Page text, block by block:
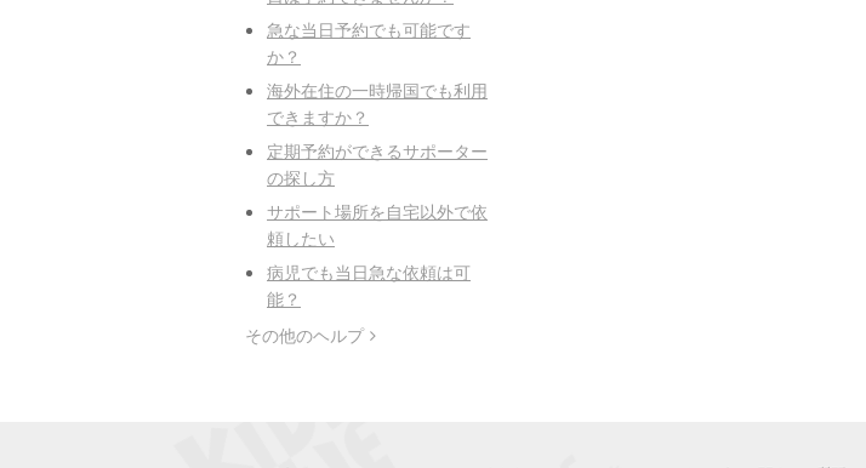
急な当日予約でも可能です
か？
海外在住の一時帰国でも利用
できますか？
定期予約ができるサポーター
の探し方
サポート場所を自宅以外で依
頼したい
病児でも当日急な依頼は可
能？
その他のヘルプ